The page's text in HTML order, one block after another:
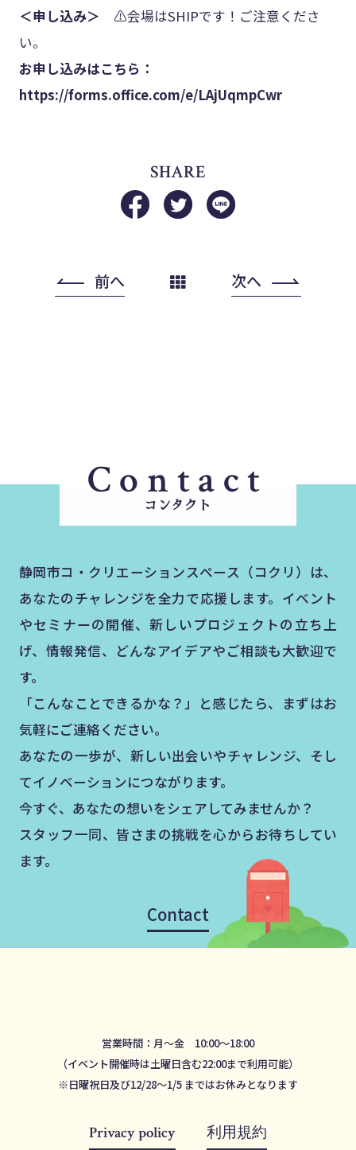
＜申し込み＞ ⚠️会場はSHIPです！ご注意くださ
い。
お申し込みはこちら：
https://forms.office.com/e/LAjUqmpCwr
SHARE
前へ 次へ
Contact
コンタクト
静岡市コ・クリエーションスペース（コクリ）は、
あなたのチャレンジを全力で応援します。イベント
やセミナーの開催、新しいプロジェクトの立ち上
げ、情報発信、どんなアイデアやご相談も大歓迎で
す。
「こんなことできるかな？」と感じたら、まずはお
気軽にご連絡ください。
あなたの一歩が、新しい出会いやチャレンジ、そし
てイノベーションにつながります。
今すぐ、あなたの想いをシェアしてみませんか？
スタッフ一同、皆さまの挑戦を心からお待ちしてい
ます。
Contact
営業時間：月～金 10:00～18:00
（イベント開催時は土曜日含む22:00まで利用可能）
※日曜祝日及び12/28～1/5 まではお休みとなります
Privacy policy 利用規約